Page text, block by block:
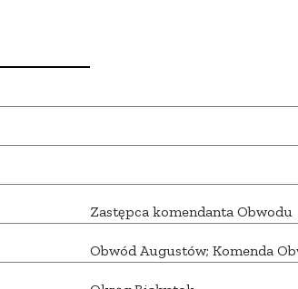
Zastępca komendanta Obwodu
Obwód Augustów; Komenda